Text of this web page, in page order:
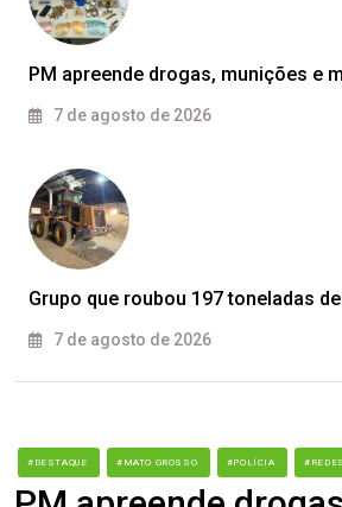
PM apreende drogas, munições e
7 de agosto de 2026
Grupo que roubou 197 toneladas
7 de agosto de 2026
#DESTAQUE #MATO GROSSO #POLÍCIA #REDES